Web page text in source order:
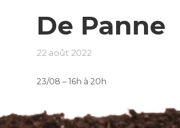
De Panne
22 août 2022
23/08 – 16h à 20h